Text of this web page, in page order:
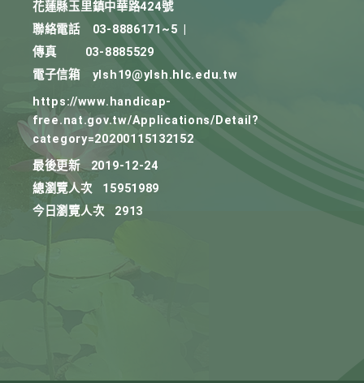
花蓮縣玉里鎮中華路424號
聯絡電話
03-8886171~5
傳真
03-8885529
電子信箱
ylsh19@ylsh.hlc.edu.tw
https://www.handicap-
free.nat.gov.tw/Applications/Detail?
category=20200115132152
最後更新
2019-12-24
總瀏覽人次
15951989
今日瀏覽人次
2913